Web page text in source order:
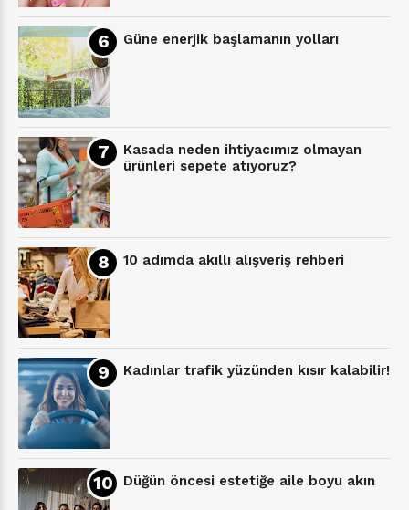
Güne enerjik başlamanın yolları
Kasada neden ihtiyacımız olmayan
ürünleri sepete atıyoruz?
10 adımda akıllı alışveriş rehberi
Kadınlar trafik yüzünden kısır kalabilir!
Düğün öncesi estetiğe aile boyu akın